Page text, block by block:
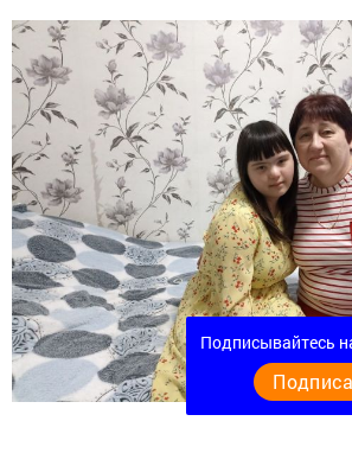
Подписывайтесь